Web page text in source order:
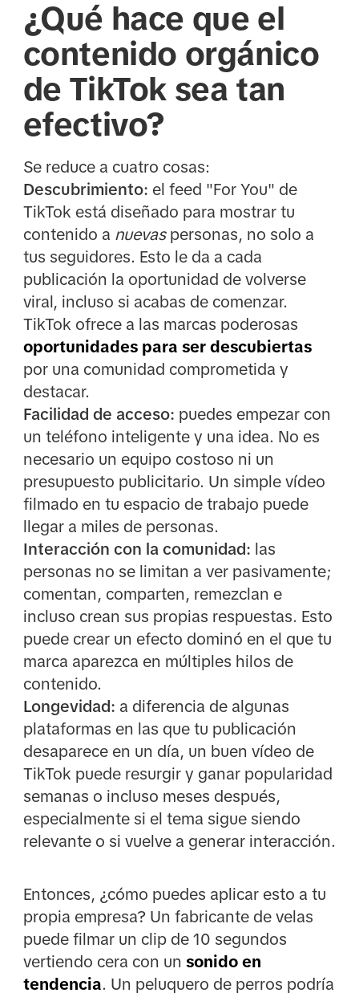
¿Qué hace que el
contenido orgánico
de TikTok sea tan
efectivo?
Se reduce a cuatro cosas:
Descubrimiento: el feed "For You" de
TikTok está diseñado para mostrar tu
contenido a nuevaspersonas, no solo a
tus seguidores. Esto le da a cada
publicación la oportunidad de volverse
viral, incluso si acabas de comenzar.
TikTok ofrece a las marcas poderosas
oportunidades para ser descubiertas
por una comunidad comprometida y
destacar.
Facilidad de acceso: puedes empezar con
un teléfono inteligente y una idea. No es
necesario un equipo costoso ni un
presupuesto publicitario. Un simple vídeo
filmado en tu espacio de trabajo puede
llegar a miles de personas.
Interacción con la comunidad: las
personas no se limitan a ver pasivamente;
comentan, comparten, remezclan e
incluso crean sus propias respuestas. Esto
puede crear un efecto dominó en el que tu
marca aparezca en múltiples hilos de
contenido.
Longevidad: a diferencia de algunas
plataformas en las que tu publicación
desaparece en un día, un buen vídeo de
TikTok puede resurgir y ganar popularidad
semanas o incluso meses después,
especialmente si el tema sigue siendo
relevante o si vuelve a generar interacción.
Entonces, ¿cómo puedes aplicar esto a tu
propia empresa? Un fabricante de velas
puede filmar un clip de 10 segundos
vertiendo cera con un sonido en
tendencia. Un peluquero de perros podría